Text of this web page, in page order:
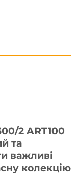
2 ART100
та
важливі
колекцію